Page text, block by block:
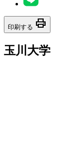
印刷する print
玉川大学